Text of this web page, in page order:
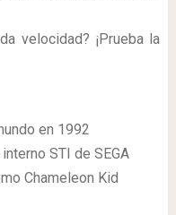
velocidad? ¡Prueba la
en 1992
STI de SEGA
Chameleon Kid